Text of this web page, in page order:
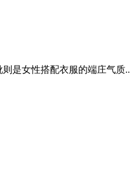
是女性搭配衣服的端庄气质